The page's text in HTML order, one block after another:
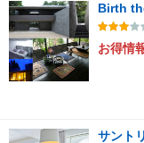
Birth
お得情
サント